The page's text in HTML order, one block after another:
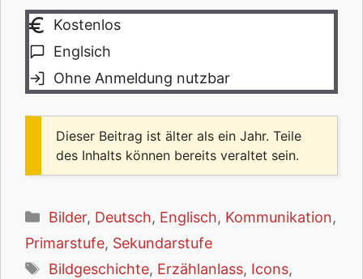
Kostenlos
Englsich
Ohne Anmeldung nutzbar
Dieser Beitrag ist älter als ein Jahr. Teile
des Inhalts können bereits veraltet sein.
Kategorien
Bilder, Deutsch, Englisch, Kommunikation,
Primarstufe, Sekundarstufe
Schlagwörter
Bildgeschichte, Erzählanlass, Icons,